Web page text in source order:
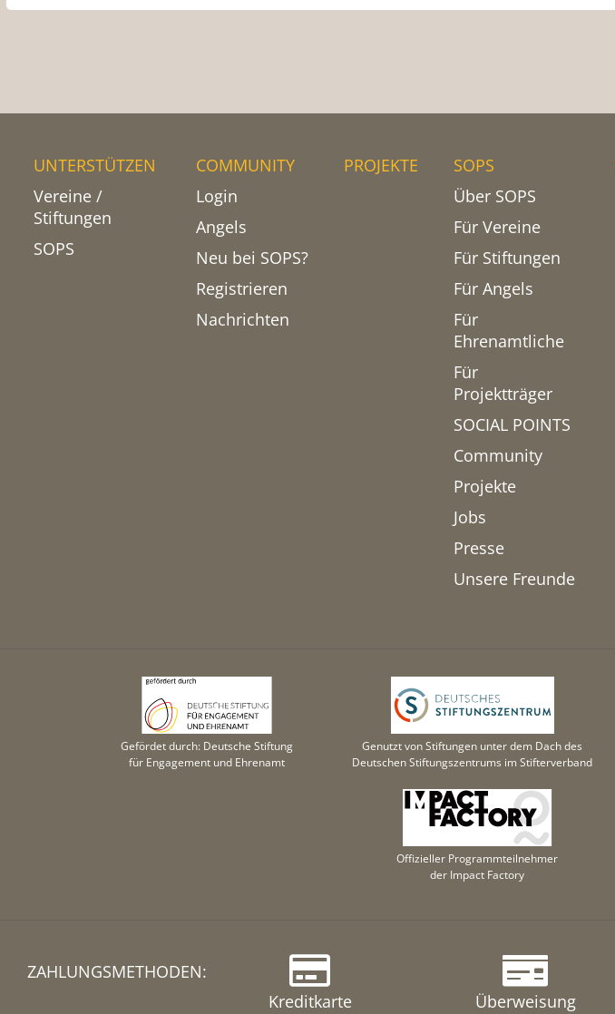
UNTERSTÜTZEN
Vereine /
Stiftungen
SOPS
COMMUNITY
Login
Angels
Neu bei SOPS?
Registrieren
Nachrichten
PROJEKTE
SOPS
Über SOPS
Für Vereine
Für Stiftungen
Für Angels
Für
Ehrenamtliche
Für
Projektträger
SOCIAL POINTS
Community
Projekte
Jobs
Presse
Unsere Freunde
Gefördet durch: Deutsche Stiftung
für Engagement und Ehrenamt
Genutzt von Stiftungen unter dem Dach des
Deutschen Stiftungszentrums im Stifterverband
Offizieller Programmteilnehmer
der Impact Factory
ZAHLUNGSMETHODEN:
Kreditkarte
Überweisung